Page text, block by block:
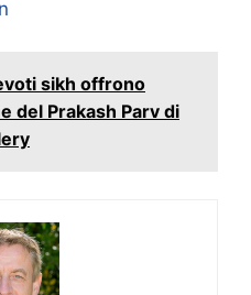
sikh offrono
del Prakash Parv di